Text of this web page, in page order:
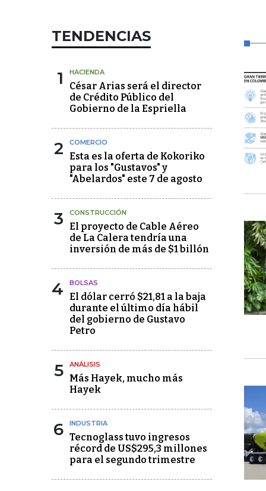
TENDENCIAS
1 HACIENDA
César Arias será el director
de Crédito Público del
Gobierno de la Espriella
2 COMERCIO
Esta es la oferta de Kokoriko
para los "Gustavos" y
"Abelardos" este 7 de agosto
3 CONSTRUCCIÓN
El proyecto de Cable Aéreo
de La Calera tendría una
inversión de más de $1 billón
4 BOLSAS
El dólar cerró $21,81 a la baja
durante el último día hábil
del gobierno de Gustavo
Petro
5 ANÁLISIS
Más Hayek, mucho más
Hayek
6 INDUSTRIA
Tecnoglass tuvo ingresos
récord de US$295,3 millones
para el segundo trimestre